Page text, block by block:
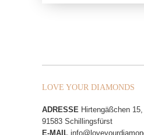
LOVE YOUR DIAMONDS
ADRESSE Hirtengäßchen 15,
91583 Schillingsfürst
E-MAIL